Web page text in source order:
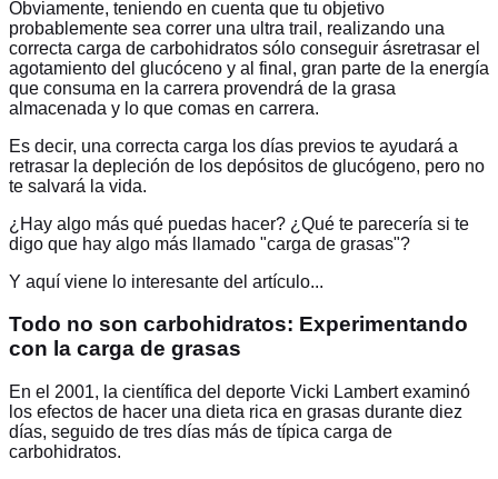
Obviamente, teniendo en cuenta que tu objetivo
probablemente sea correr una ultra trail, realizando una
correcta carga de carbohidratos sólo conseguir ásretrasar el
agotamiento del glucóceno y al final, gran parte de la energía
que consuma en la carrera provendrá de la grasa
almacenada y lo que comas en carrera.
Es decir, una correcta carga los días previos te ayudará a
retrasar la depleción de los depósitos de glucógeno, pero no
te salvará la vida.
¿Hay algo más qué puedas hacer? ¿Qué te parecería si te
digo que hay algo más llamado "carga de grasas"?
Y aquí viene lo interesante del artículo...
Todo no son carbohidratos: Experimentando
con la carga de grasas
En el 2001, la científica del deporte Vicki Lambert examinó
los efectos de hacer una dieta rica en grasas durante diez
días, seguido de tres días más de típica carga de
carbohidratos.